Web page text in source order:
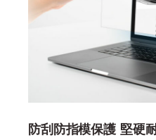
防刮防指模保護 堅硬